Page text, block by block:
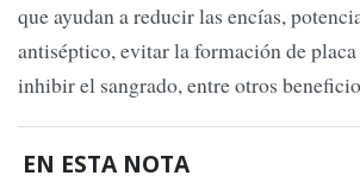
que ayudan a reducir las encías,
antiséptico, evitar la formación de
inhibir el sangrado, entre otros
EN ESTA NOTA